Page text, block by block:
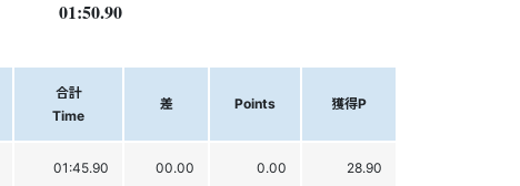
01:50.90
合計
Time
差 Points 獲得P
01:45.90 00.00 0.00 28.90